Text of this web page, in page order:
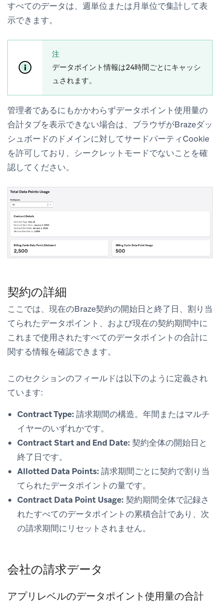
すべてのデータは、週単位または月単位で集計して表
示できます。
注
データポイント情報は24時間ごとにキャッシ
ュされます。
管理者であるにもかかわらずデータポイント使用量の
合計タブを表示できない場合は、ブラウザがBrazeダッ
シュボードのドメインに対してサードパーティCookie
を許可しており、シークレットモードでないことを確
認してください。
契約の詳細
ここでは、現在のBraze契約の開始日と終了日、割り当
てられたデータポイント、および現在の契約期間中に
これまで使用されたすべてのデータポイントの合計に
関する情報を確認できます。
このセクションのフィールドは以下のように定義され
ています:
Contract Type: 請求期間の構造。年間またはマルチ
イヤーのいずれかです。
Contract Start and End Date: 契約全体の開始日と
終了日です。
Allotted Data Points: 請求期間ごとに契約で割り当
てられたデータポイントの量です。
Contract Data Point Usage: 契約期間全体で記録さ
れたすべてのデータポイントの累積合計であり、次
の請求期間にリセットされません。
会社の請求データ
アプリレベルのデータポイント使用量の合計